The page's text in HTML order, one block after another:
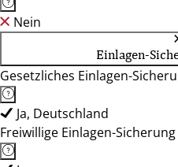
Nein
Einlagen-
Gesetzliches Einlagen-
Ja, Deutschland
Freiwillige Einlagen-Sicherung